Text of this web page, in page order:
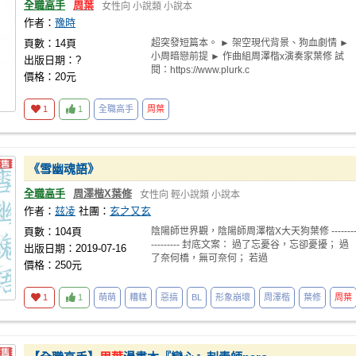
全職高手 周葉 女性向 小說類 小說本
作者： 豫時
頁數：14頁
出版日期：?
價格：20元
超突發短篇本。 ► 架空現代背景、狗血劇情 ►
小周暗戀前提 ► 作曲組周澤楷x演奏家葉修 試
閱：https://www.plurk.c
1 1 全職高手 周葉
《雪幽魂語》
全職高手 周澤楷X葉修 女性向 輕小說類 小說本
作者： 玆凌 社團： 玄之又玄
頁數：104頁
出版日期：2019-07-16
價格：250元
陰陽師世界觀，陰陽師周澤楷X大天狗葉修 --------
--------- 封底文案： 過了忘憂谷，忘卻憂擾； 過
了奈何橋，無可奈何； 若過
1 1 萌萌 糟糕 惡搞 BL 形象崩壞 周澤楷 葉修 周葉